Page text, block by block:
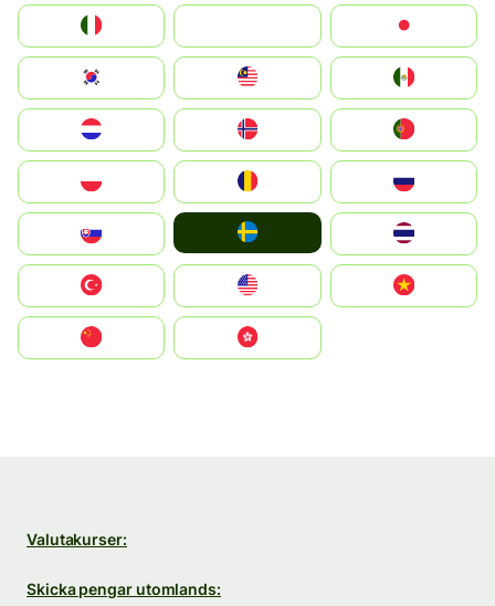
South Korea
United States
中國香港特別行政區
Valutakurser:
Skicka pengar utomlands: